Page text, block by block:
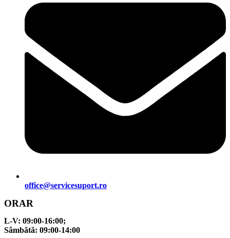
office@servicesuport.ro
ORAR
L-V: 09:00-16:00;
Sâmbătă: 09:00-14:00